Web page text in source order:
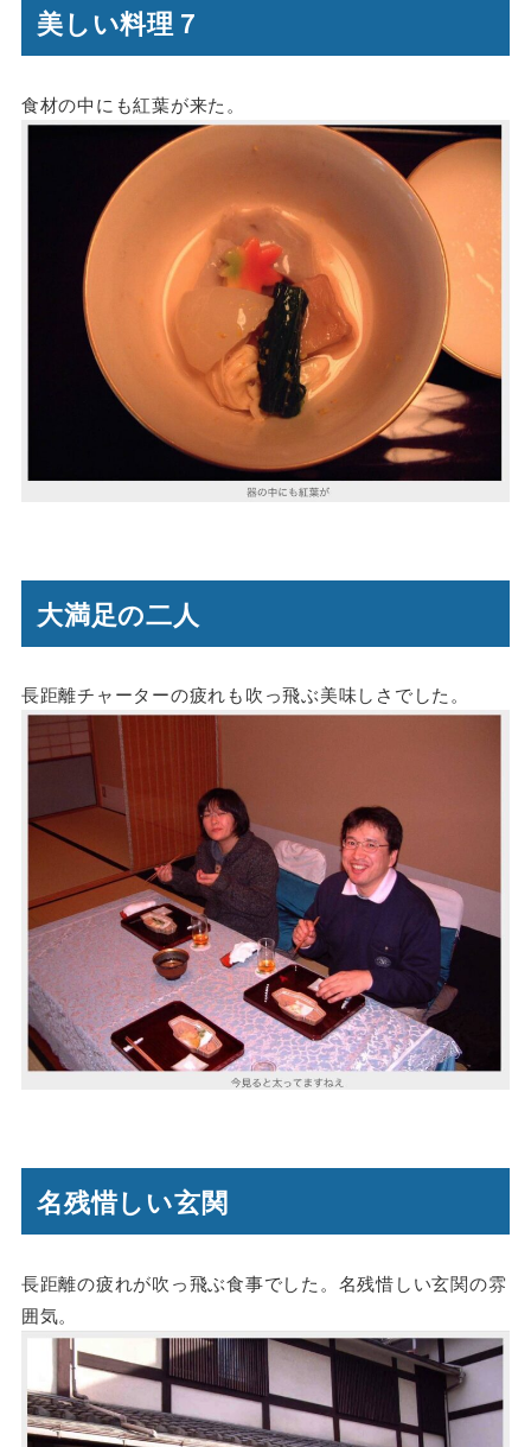
美しい料理７
食材の中にも紅葉が来た。
大満足の二人
長距離チャーターの疲れも吹っ飛ぶ美味しさでした。
名残惜しい玄関
長距離の疲れが吹っ飛ぶ食事でした。名残惜しい玄関の雰
囲気。